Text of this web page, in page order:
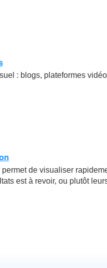
: blogs, plateformes
de visualiser
est à revoir, ou plutôt